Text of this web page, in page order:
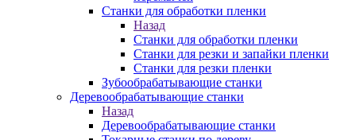
Станки для обработки пленки
Назад
Станки для обработки пленки
Станки для резки и запайки пленки
Станки для резки пленки
Зубообрабатывающие станки
Деревообрабатывающие станки
Назад
Деревообрабатывающие станки